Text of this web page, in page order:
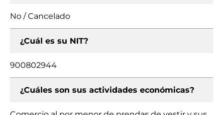
No / Cancelado
¿Cuál es su NIT?
900802944
¿Cuáles son sus actividades económicas?